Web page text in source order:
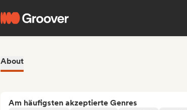
About
Am häufigsten akzeptierte Genres